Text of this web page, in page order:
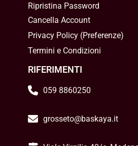
Ripristina Password
Cancella Account
Privacy Policy(Preferenze)
Termini e Condizioni
RIFERIMENTI
059 8860250
grosseto@baskaya.it